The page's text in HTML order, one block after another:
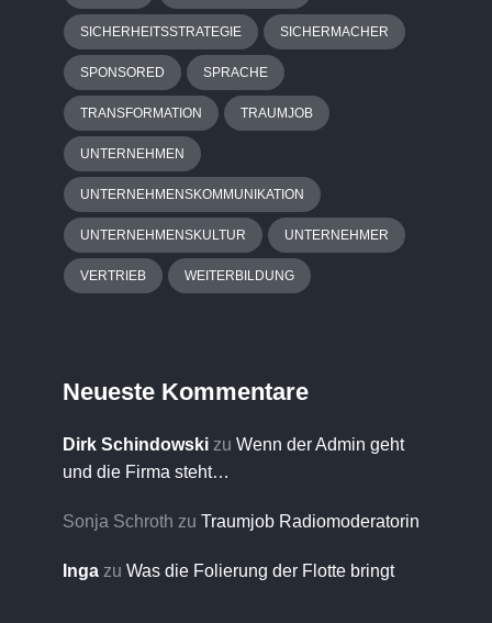
SICHERHEITSSTRATEGIE SICHERMACHER
SPONSORED SPRACHE
TRANSFORMATION TRAUMJOB
UNTERNEHMEN
UNTERNEHMENSKOMMUNIKATION
UNTERNEHMENSKULTUR UNTERNEHMER
VERTRIEB WEITERBILDUNG
Neueste Kommentare
Dirk Schindowski zu Wenn der Admin geht
und die Firma steht…
Sonja Schroth zu Traumjob Radiomoderatorin
Inga zu Was die Folierung der Flotte bringt